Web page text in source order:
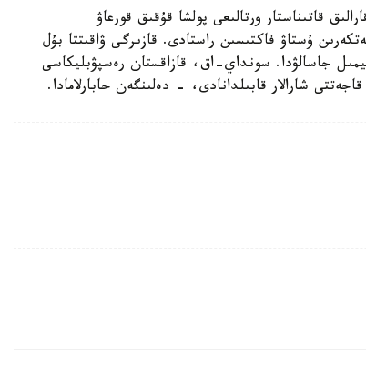
قاتىناستار ورتالىعى پولشا قۇقىق قورعاۋ
ۇستاۋ فاكتىسىن راستادى. قازىرگى ۋاقىتتا بۇل
جاسالۋدا. سونداي-اق، قازاقستان رەسپۋبليكاسى
شارالار قابىلدانادى، - دەلىنگەن حابارلامادا.